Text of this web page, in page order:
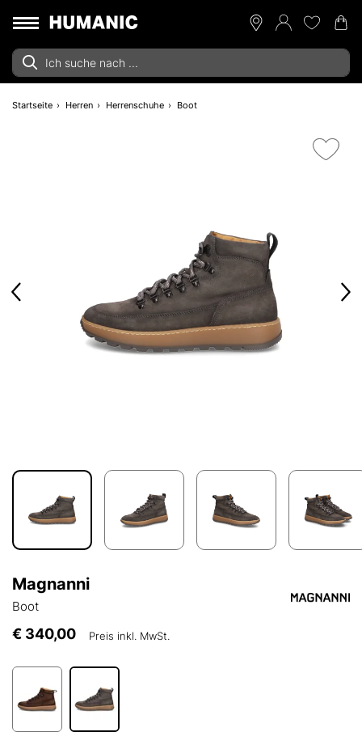
Startseite Herren Herrenschuhe Boot
Magnanni
Boot
€ 340,00 Preis inkl. MwSt.